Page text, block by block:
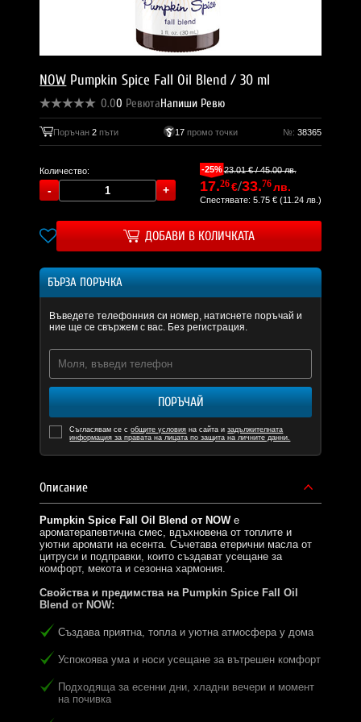
NOW Pumpkin Spice Fall Oil Blend / 30 ml
0.00 РевютаНапиши Ревю
Поръчан2 пъти 17промо точки №: 38365
Количество: -25%23.01 € / 45.00 лв.
17.26€/33.76лв.
Спестявате: 5.75 € (11.24 лв.)
ДОБАВИ В КОЛИЧКАТА
БЪРЗА ПОРЪЧКА
Въведете телефонния си номер, натиснете поръчай и
ние ще се свържем с вас. Без регистрация.
ПОРЪЧАЙ
Съгласявам се собщите условия на сайта изадължителната
информация за правата на лицата по защита на личните данни.
Описание
Pumpkin Spice Fall Oil Blend от NOWе
ароматерапевтична смес, вдъхновена от топлите и
уютни аромати на есента. Съчетава етерични масла от
цитруси и подправки, които създават усещане за
комфорт, мекота и сезонна хармония.
Свойства и предимства на Pumpkin Spice Fall Oil
Blend от NOW:
Създава приятна, топла и уютна атмосфера у дома
Успокоява ума и носи усещане за вътрешен комфорт
Подходяща за есенни дни, хладни вечери и момент
на почивка